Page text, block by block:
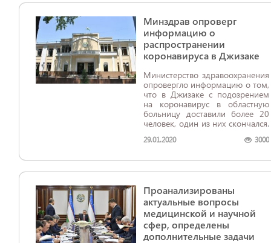
Минздрав опроверг
информацию о
распространении
коронавируса в Джизаке
Министерство здравоохранения
опровергло информацию о том,
что в Джизаке с подозрением
на коронавирус в областную
больницу доставили более 20
человек, один из них скончался.
29.01.2020 3000
Проанализированы
актуальные вопросы
медицинской и научной
сфер, определены
дополнительные задачи